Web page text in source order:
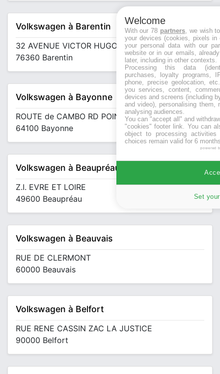
Volkswagen à Barentin
32 AVENUE VICTOR HUGO
76360 Barentin
Volkswagen à Bayonne
ROUTE de CAMBO RD POINT DE SUTAR
64100 Bayonne
Volkswagen à Beaupréau
Z.I. EVRE ET LOIRE
49600 Beaupréau
Volkswagen à Beauvais
RUE DE CLERMONT
60000 Beauvais
Volkswagen à Belfort
RUE RENE CASSIN ZAC LA JUSTICE
90000 Belfort
Welcome
With our 78 partners, we wish
your devices (cookies, pixels
your personal data with our
website or in our emails,
later, including in other contexts.
Processing this data
purchases, loyalty programs,
phone, precise geolocation,
you services, content,
devices and screens (including
and video), personalising them,
analysing audiences.
You can "accept all" and
"cookies" footer link . You can
object to processing
choices remain valid for 6
powered
Set